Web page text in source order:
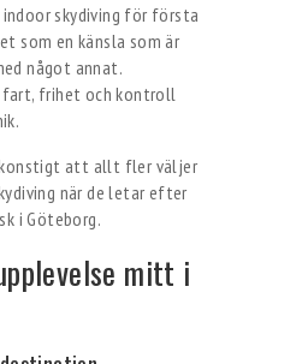
indoor skydiving för första
som en känsla som är
något annat.
fart, frihet och kontroll
att allt fler väljer
när de letar efter
i Göteborg.
mitt i